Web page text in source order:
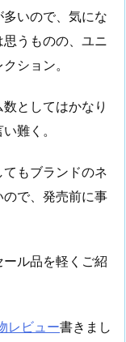
いので、気にな
うものの、ユニ
ション。
としてはかなり
難く。
もブランドのネ
で、発売前に事
ル品を軽くご紹
レビュー書きまし